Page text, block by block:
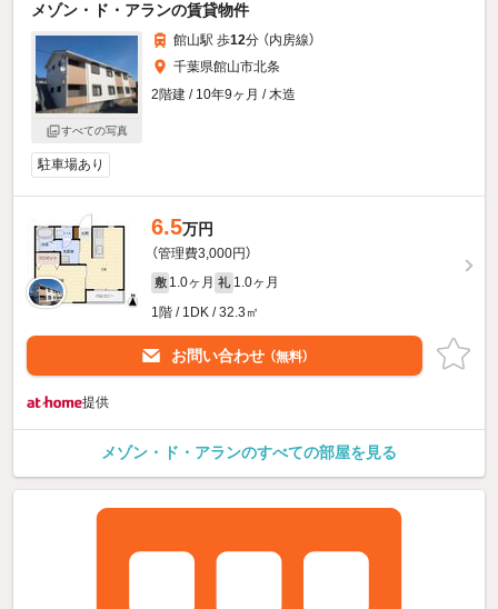
メゾン・ド・アランの賃貸物件
すべての写真
館山駅 歩12分 （内房線）
千葉県館山市北条
2階建 / 10年9ヶ月 / 木造
駐車場あり
6.5万円
（管理費3,000円）
敷 1.0ヶ月 礼 1.0ヶ月
1階 / 1DK / 32.3㎡
お問い合わせ （無料）
提供
メゾン・ド・アランのすべての部屋を見る